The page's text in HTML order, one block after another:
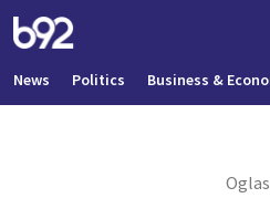
News Politics Business &